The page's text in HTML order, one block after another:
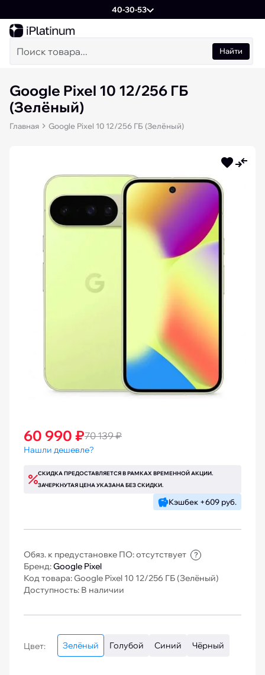
40-30-53
Найти
Google Pixel 10 12/256 ГБ
(Зелёный)
Главная Google Pixel 10 12/256 ГБ (Зелёный)
60 990 ₽70 139 ₽
Нашли дешевле?
СКИДКА ПРЕДОСТАВЛЯЕТСЯ В РАМКАХ ВРЕМЕННОЙ АКЦИИ.
ЗАЧЕРКНУТАЯ ЦЕНА УКАЗАНА БЕЗ СКИДКИ.
Кэшбек +609 руб.
Обяз. к предустановке ПО: отсутствует ?
Бренд:Google Pixel
Код товара: Google Pixel 10 12/256 ГБ (Зелёный)
Доступность: В наличии
Цвет: Зелёный Голубой Синий Чёрный